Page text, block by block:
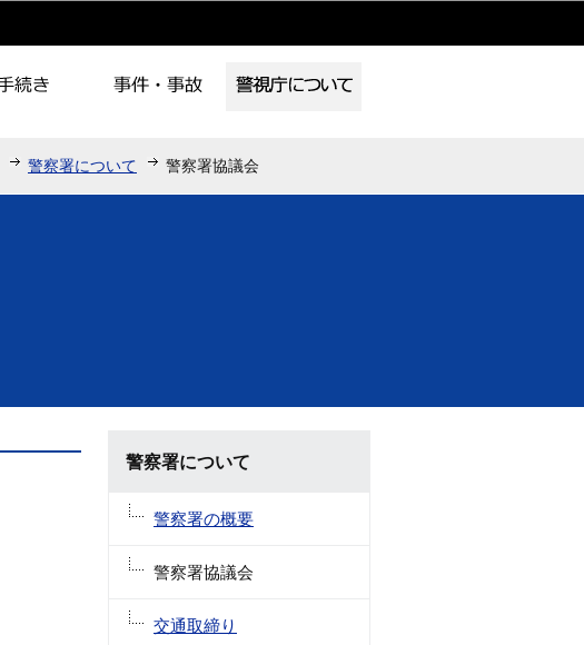
警察署について 警察署協議会
警察署について
警察署の概要
警察署協議会
交通取締り